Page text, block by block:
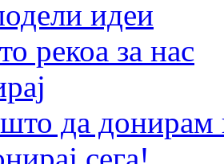
идеи
рекоа за нас
да